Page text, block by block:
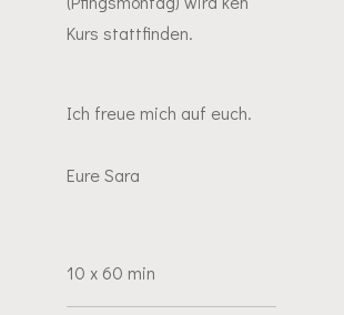
Kurs stattfinden.
Ich freue mich auf euch.
Eure Sara
10 x 60 min